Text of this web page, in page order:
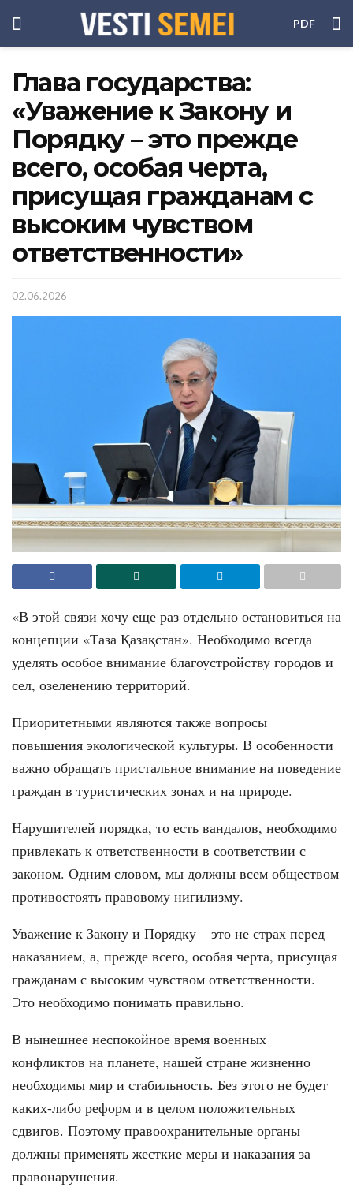
PDF
Глава государства:
«Уважение к Закону и
Порядку – это прежде
всего, особая черта,
присущая гражданам с
высоким чувством
ответственности»
02.06.2026
«В этой связи хочу еще раз отдельно остановиться на
концепции «Таза Қазақстан». Необходимо всегда
уделять особое внимание благоустройству городов и
сел, озеленению территорий.
Приоритетными являются также вопросы
повышения экологической культуры. В особенности
важно обращать пристальное внимание на поведение
граждан в туристических зонах и на природе.
Нарушителей порядка, то есть вандалов, необходимо
привлекать к ответственности в соответствии с
законом. Одним словом, мы должны всем обществом
противостоять правовому нигилизму.
Уважение к Закону и Порядку – это не страх перед
наказанием, а, прежде всего, особая черта, присущая
гражданам с высоким чувством ответственности.
Это необходимо понимать правильно.
В нынешнее неспокойное время военных
конфликтов на планете, нашей стране жизненно
необходимы мир и стабильность. Без этого не будет
каких-либо реформ и в целом положительных
сдвигов. Поэтому правоохранительные органы
должны применять жесткие меры и наказания за
правонарушения.